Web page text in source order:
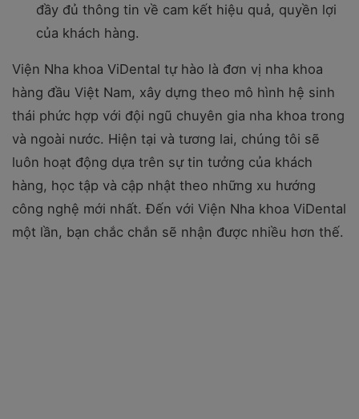
đầy đủ thông tin về cam kết hiệu quả, quyền lợi
của khách hàng.
Viện Nha khoa ViDental tự hào là đơn vị nha khoa
hàng đầu Việt Nam, xây dựng theo mô hình hệ sinh
thái phức hợp với đội ngũ chuyên gia nha khoa trong
và ngoài nước. Hiện tại và tương lai, chúng tôi sẽ
luôn hoạt động dựa trên sự tin tưởng của khách
hàng, học tập và cập nhật theo những xu hướng
công nghệ mới nhất. Đến với Viện Nha khoa ViDental
một lần, bạn chắc chắn sẽ nhận được nhiều hơn thế.